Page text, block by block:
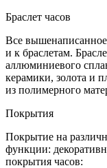
Браслет часов
Все вышенаписанное
и к браслетам.
аллюминиевого
керамики, золота и
из полимерного
Покрытия
Покрытие на
функции:
покрытия часов: